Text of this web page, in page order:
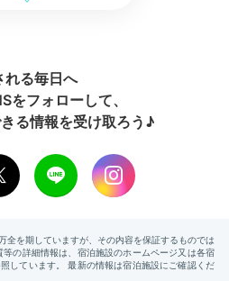
間
れる毎日へ
をフォローして、
る情報を受け取ろう♪